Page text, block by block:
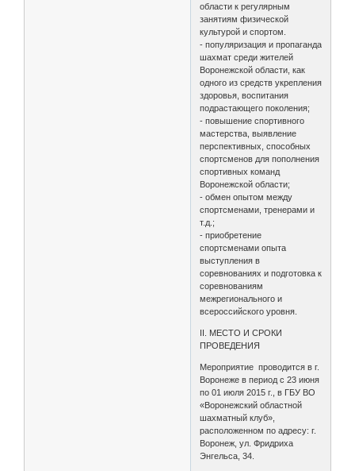
области к регулярным
занятиям физической
культурой и спортом.
- популяризация и пропаганда
шахмат среди жителей
Воронежской области, как
одного из средств укрепления
здоровья, воспитания
подрастающего поколения;
- повышение спортивного
мастерства, выявление
перспективных, способных
спортсменов для пополнения
спортивных команд
Воронежской области;
- обмен опытом между
спортсменами, тренерами и
т.д.;
- приобретение
спортсменами опыта
выступления в
соревнованиях и подготовка к
соревнованиям
межрегионального и
всероссийского уровня.
II. МЕСТО И СРОКИ
ПРОВЕДЕНИЯ
Мероприятие проводится в г.
Воронеже в период с 23 июня
по 01 июля 2015 г., в ГБУ ВО
«Воронежский областной
шахматный клуб»,
расположенном по адресу: г.
Воронеж, ул. Фридриха
Энгельса, 34.